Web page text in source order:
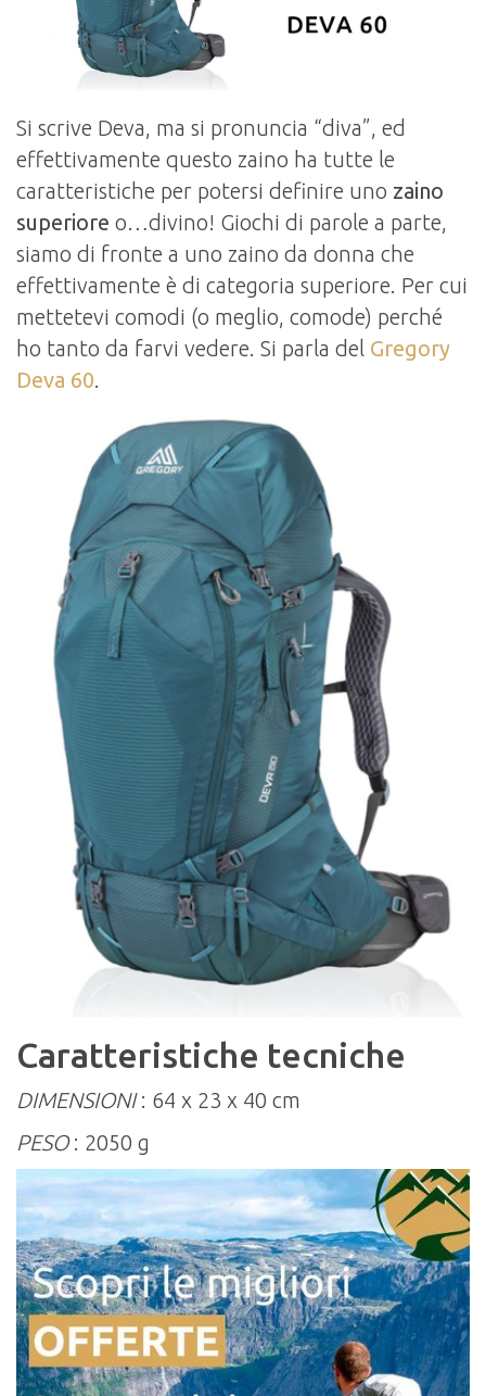
Si scrive Deva, ma si pronuncia “diva”, ed
effettivamente questo zaino ha tutte le
caratteristiche per potersi definire uno zaino
superiore o…divino! Giochi di parole a parte,
siamo di fronte a uno zaino da donna che
effettivamente è di categoria superiore. Per cui
mettetevi comodi (o meglio, comode) perché
ho tanto da farvi vedere. Si parla del Gregory
Deva 60.
Caratteristiche tecniche
DIMENSIONI: 64 x 23 x 40 cm
PESO: 2050 g